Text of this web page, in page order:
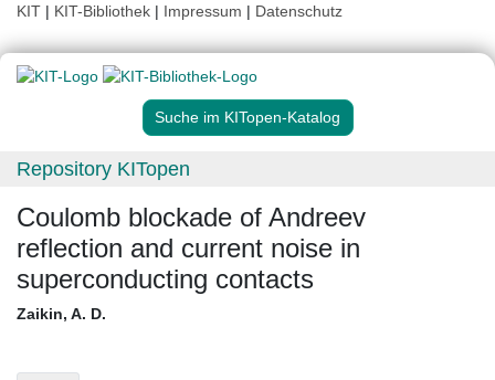
KIT | KIT-Bibliothek | Impressum | Datenschutz
Suche im KITopen-Katalog
Repository KITopen
Coulomb blockade of Andreev
reflection and current noise in
superconducting contacts
Zaikin, A. D.